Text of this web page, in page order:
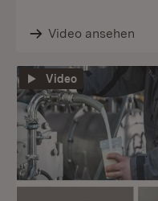
Video ansehen
Video